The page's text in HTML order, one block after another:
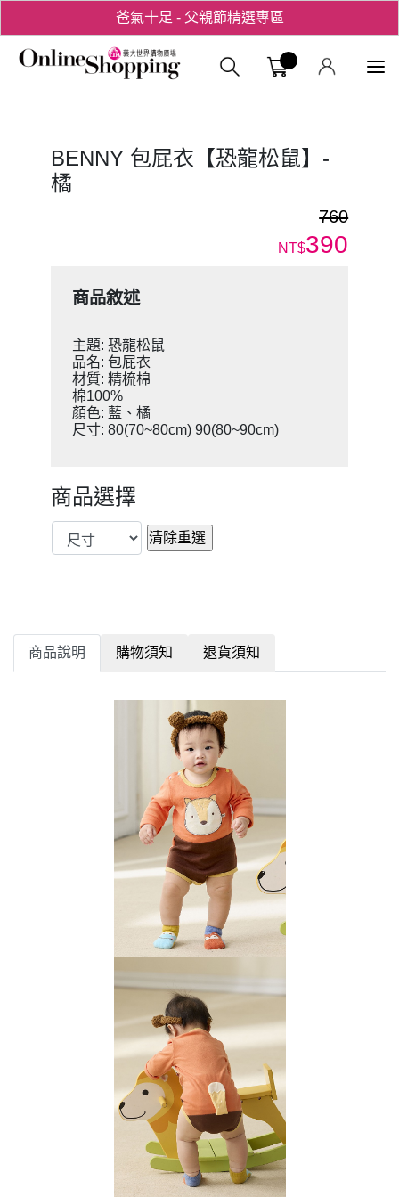
爸氣十足 - 父親節精選專區
用心愛你！七夕星選禮遇！義大購物
BENNY 包屁衣【恐龍松鼠】-
橘
760
NT$390
商品敘述
主題: 恐龍松鼠
品名: 包屁衣
材質: 精梳棉
棉100%
顏色: 藍、橘
尺寸: 80(70~80cm) 90(80~90cm)
商品選擇
商品說明 購物須知 退貨須知